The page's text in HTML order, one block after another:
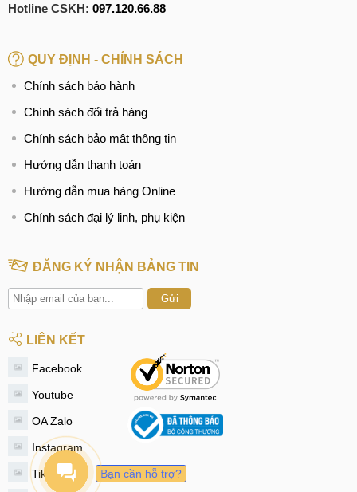
Hotline CSKH: 097.120.66.88
QUY ĐỊNH - CHÍNH SÁCH
Chính sách bảo hành
Chính sách đổi trả hàng
Chính sách bảo mật thông tin
Hướng dẫn thanh toán
Hướng dẫn mua hàng Online
Chính sách đại lý linh, phụ kiện
ĐĂNG KÝ NHẬN BẢNG TIN
Gửi
LIÊN KẾT
Facebook
Youtube
OA Zalo
Instagram
Tiktok Bạn cần hỗ trợ?